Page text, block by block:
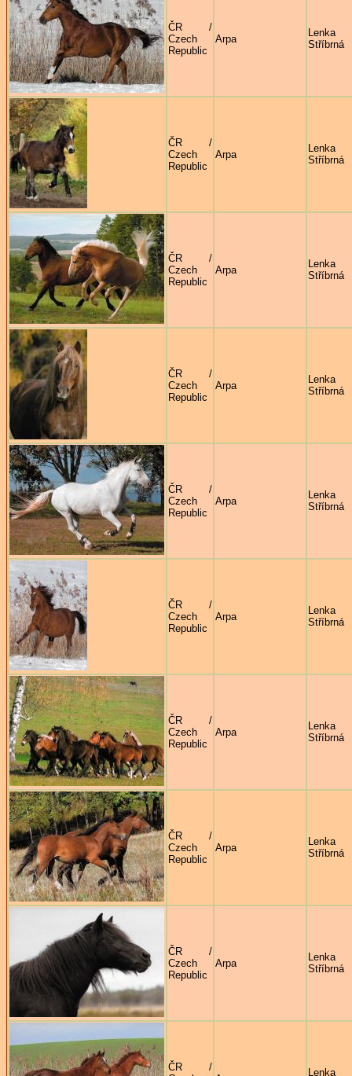
ČR /
Czech
Republic
Arpa
Lenka
Stříbrná
ČR /
Czech
Republic
Arpa
Lenka
Stříbrná
ČR /
Czech
Republic
Arpa
Lenka
Stříbrná
ČR /
Czech
Republic
Arpa
Lenka
Stříbrná
ČR /
Czech
Republic
Arpa
Lenka
Stříbrná
ČR /
Czech
Republic
Arpa
Lenka
Stříbrná
ČR /
Czech
Republic
Arpa
Lenka
Stříbrná
ČR /
Czech
Republic
Arpa
Lenka
Stříbrná
ČR /
Czech
Republic
Arpa
Lenka
Stříbrná
ČR /
Lenka